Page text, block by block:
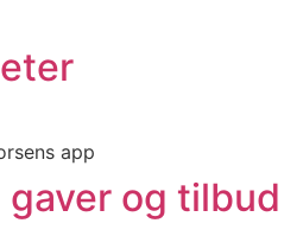
app
gaver og tilbud